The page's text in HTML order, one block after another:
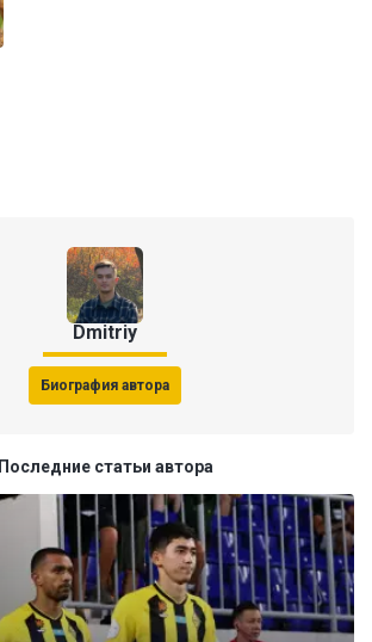
Dmitriy
Биография автора
Последние статьи автора